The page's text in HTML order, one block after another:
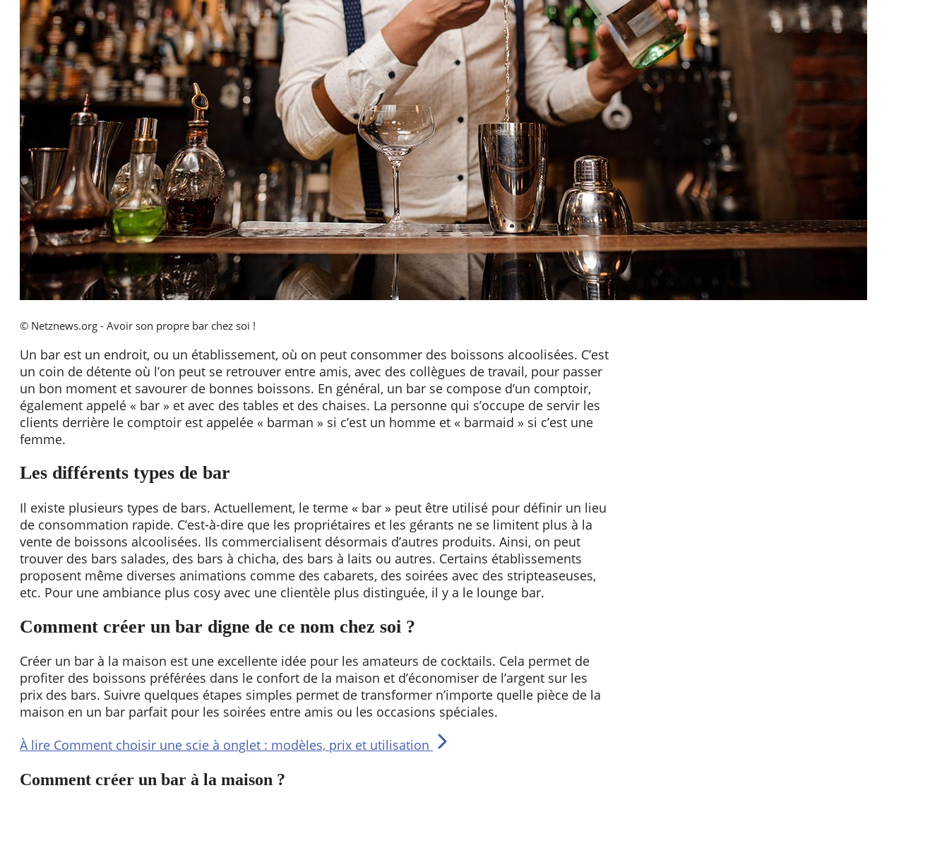
© Netznews.org - Avoir son propre bar chez soi !
Un bar est un endroit, ou un établissement, où on peut consommer des boissons alcoolisées. C’est
un coin de détente où l’on peut se retrouver entre amis, avec des collègues de travail, pour passer
un bon moment et savourer de bonnes boissons. En général, un bar se compose d’un comptoir,
également appelé « bar » et avec des tables et des chaises. La personne qui s’occupe de servir les
clients derrière le comptoir est appelée « barman » si c’est un homme et « barmaid » si c’est une
femme.
Les différents types de bar
Il existe plusieurs types de bars. Actuellement, le terme « bar » peut être utilisé pour définir un lieu
de consommation rapide. C’est-à-dire que les propriétaires et les gérants ne se limitent plus à la
vente de boissons alcoolisées. Ils commercialisent désormais d’autres produits. Ainsi, on peut
trouver des bars salades, des bars à chicha, des bars à laits ou autres. Certains établissements
proposent même diverses animations comme des cabarets, des soirées avec des stripteaseuses,
etc. Pour une ambiance plus cosy avec une clientèle plus distinguée, il y a le lounge bar.
Comment créer un bar digne de ce nom chez soi ?
Créer un bar à la maison est une excellente idée pour les amateurs de cocktails. Cela permet de
profiter des boissons préférées dans le confort de la maison et d’économiser de l’argent sur les
prix des bars. Suivre quelques étapes simples permet de transformer n’importe quelle pièce de la
maison en un bar parfait pour les soirées entre amis ou les occasions spéciales.
À lire Comment choisir une scie à onglet : modèles, prix et utilisation
Comment créer un bar à la maison ?